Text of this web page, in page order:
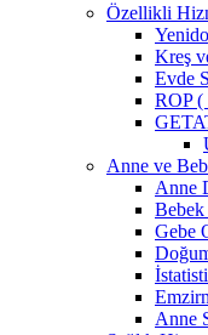
Özellikli
Kreş
Evde
ROP (
Anne ve
Anne
Gebe
Anne